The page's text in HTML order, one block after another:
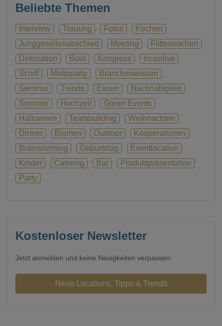
Beliebte Themen
Interview Trauung Fotos
Kochen
Junggesellenabschied
Meeting
Flitterwochen
Dekoration
Boot Kongress
Incentive
Schiff
Mottoparty
Branchenwissen
Seminar
Trends Essen
Nachhaltigkeit
Sommer
Hochzeit
Green Events
Halloween
Teambuilding
Weihnachten
Dinner
Blumen Outdoor
Kooperationen
Brainstorming
Geburtstag
Eventlocation
Kinder
Catering Bar
Produktpräsentation
Party
Kostenloser Newsletter
Jetzt anmelden und keine Neuigkeiten verpassen: